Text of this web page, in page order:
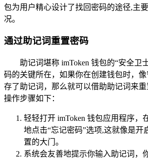
包为用户精心设计了找回密码的途径,主
况。
通过助记词重置密码
助记词堪称 imToken 钱包的“安全卫
码的关键所在，如果你在创建钱包时，
存了助记词，那么就可以借助助记词来
操作步骤如下：
轻轻打开 imToken 钱包应用程序，
地点击“忘记密码”选项,这就像是开
置的大门。
系统会友善地提示你输入助记词，